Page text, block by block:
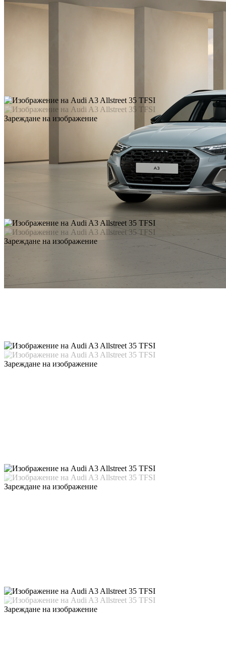
Зареждане на изображение
Зареждане на изображение
Зареждане на изображение
Зареждане на изображение
Зареждане на изображение